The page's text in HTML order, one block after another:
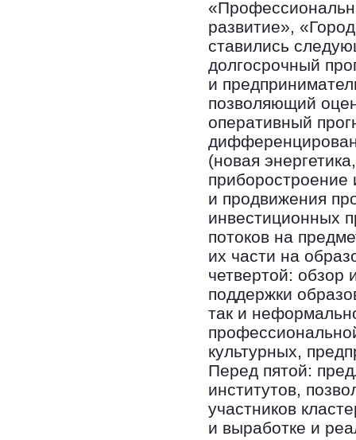
развитие»,
ставились
долгосрочный
и
позволяющий
оперативный
(новая
приборостроение
и продвижения
инвестиционных
потоков на
их части на
четвертой:
поддержки
так и
культурных,
Перед пятой:
институтов,
участников
и выработке и